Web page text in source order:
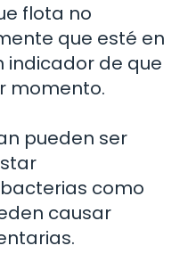
flota no
que esté en
indicador de que
momento.
pueden ser
como
causar